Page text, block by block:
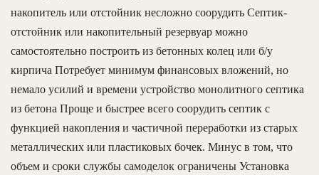
накопитель или отстойник несложно соорудить Септик-
отстойник или накопительный резервуар можно
самостоятельно построить из бетонных колец или б/у
кирпича Потребует минимум финансовых вложений, но
немало усилий и времени устройство монолитного септика
из бетона Проще и быстрее всего соорудить септик с
функцией накопления и частичной переработки из старых
металлических или пластиковых бочек. Минус в том, что
объем и сроки службы самоделок ограничены Установка